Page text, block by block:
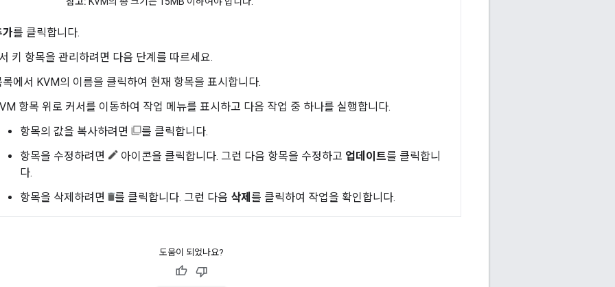
가를 클릭합니다.
키 항목을 관리하려면 다음 단계를 따르세요.
록에서 KVM의 이름을 클릭하여 현재 항목을 표시합니다.
항목 위로 커서를 이동하여 작업 메뉴를 표시하고 다음 작업 중 하나를 실행합니다.
항목의 값을 복사하려면
를 클릭합니다.
항목을 수정하려면
아이콘을 클릭합니다. 그런 다음 항목을 수정하고 업데이트를 클릭합니
다.
항목을 삭제하려면
를 클릭합니다. 그런 다음 삭제 를 클릭하여 작업을 확인합니다.
도움이 되었나요?